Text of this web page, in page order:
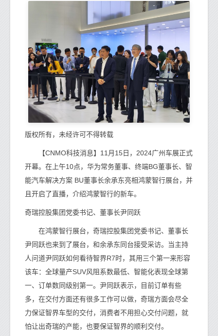
版权所有，未经许可不得转载
【CNMO科技消息】11月15日，2024广州车展正式
开幕。在上午10点，华为常务董事、终端BG董事长、智
能汽车解决方案 BU董事长余承东亮相鸿蒙智行展台，并
且开启了直播，介绍鸿蒙智行的新车。
奇瑞控股集团党委书记、董事长尹同跃
在鸿蒙智行展台，奇瑞控股集团党委书记、董事长
尹同跃也来到了展台，和余承东同台接受采访。当主持
人问道尹同跃如何看待智界R7时，其用三个第一来形容
该车：全球量产SUV风阻系数最低、智能化表现全球第
一、订单数同级别第一。尹同跃表示，目前订单有些
多，在交付方面还有很多工作可以做，奇瑞方面会尽全
力保证智界车型的交付，消费者不用担心交付问题，就
怕让出奇瑞的产能，也要保证智界的顺利交付。